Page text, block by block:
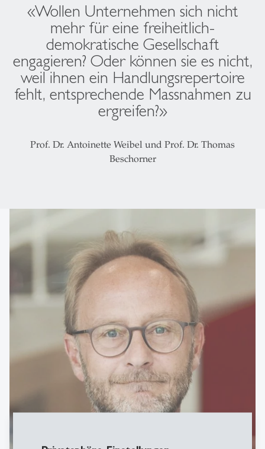
«Wollen Unternehmen sich nicht
mehr für eine freiheitlich-
demokratische Gesellschaft
engagieren? Oder können sie es nicht,
weil ihnen ein Handlungsrepertoire
fehlt, entsprechende Massnahmen zu
ergreifen?»
Prof. Dr. Antoinette Weibel und Prof. Dr. Thomas
Beschorner